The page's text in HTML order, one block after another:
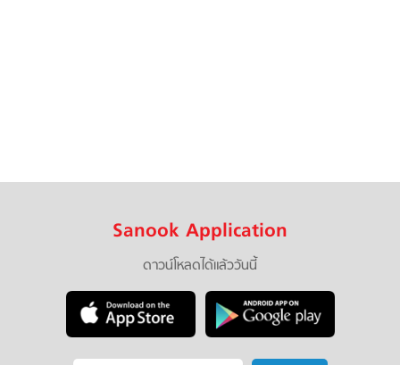
Sanook Application
ดาวน์โหลดได้แล้ววันนี้